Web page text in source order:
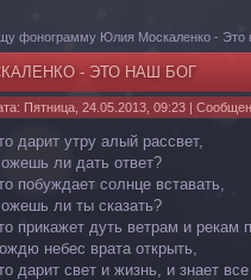
фонограмму Юлия Москаленко - Это
- ЭТО НАШ БОГ
Пятница, 24.05.2013, 09:23 |
дарит утру алый рассвет,
ли дать ответ?
побуждает солнце вставать,
ли ты сказать?
прикажет дуть ветрам и рекам
небес врата открыть,
дарит свет и жизнь, и знает